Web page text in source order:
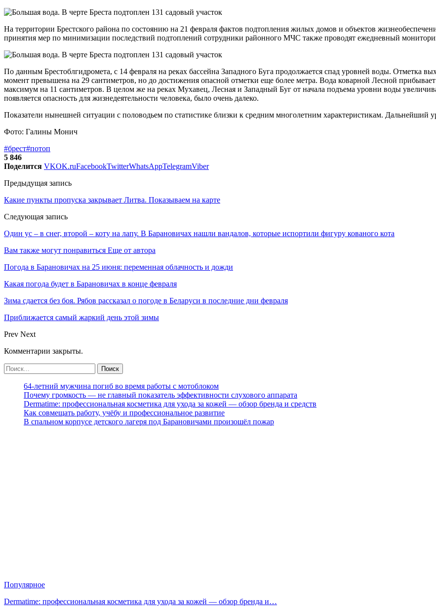
На территории Брестского района по состоянию на 21 февраля фактов подтопления жилых домов и объектов
принятия мер по минимизации последствий подтоплений сотрудники районного МЧС также проводят ежедневный
По данным Брестоблгидромета, с 14 февраля на реках бассейна Западного Буга продолжается спад уровней воды. Отметка
момент превышена на 29 сантиметров, но до достижения опасной отметки еще более метра. Вода коварной Лесной
максимум на 11 сантиметров. В целом же на реках Мухавец, Лесная и Западный Буг от начала подъема уровни воды
появляется опасность для жизнедеятельности человека, было очень далеко.
Показатели нынешней ситуации с половодьем по статистике близки к средним многолетним характеристикам.
Фото: Галины Монич
#брест#потоп
5 846
Поделится VKOK.ruFacebookTwitterWhatsAppTelegramViber
Предыдущая запись
Какие пункты пропуска закрывает Литва. Показываем на карте
Следующая запись
Один ус – в снег, второй – коту на лапу. В Барановичах нашли вандалов, которые испортили фигуру кованого кота
Вам также могут понравиться Еще от автора
Погода в Барановичах на 25 июня: переменная облачность и дожди
Какая погода будет в Барановичах в конце февраля
Зима сдается без боя. Рябов рассказал о погоде в Беларуси в последние дни февраля
Приближается самый жаркий день этой зимы
Prev Next
Комментарии закрыты.
64-летний мужчина погиб во время работы с мотоблоком
Почему громкость — не главный показатель эффективности слухового аппарата
Dermatime: профессиональная косметика для ухода за кожей — обзор бренда и средств
Как совмещать работу, учёбу и профессиональное развитие
В спальном корпусе детского лагеря под Барановичами произошёл пожар
Популярное
Dermatime: профессиональная косметика для ухода за кожей — обзор бренда и…